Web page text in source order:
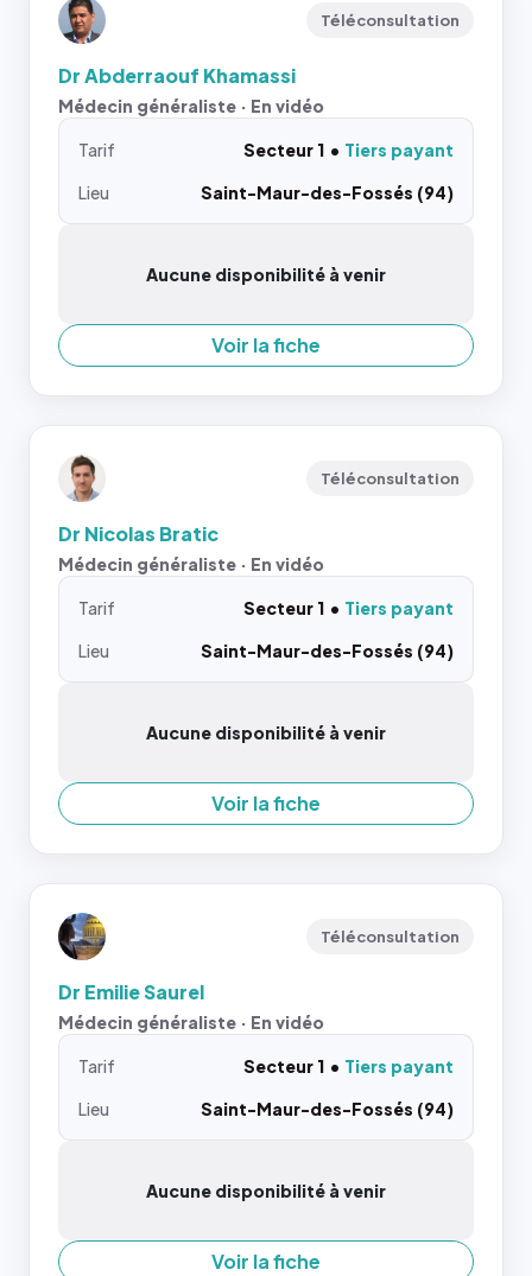
Téléconsultation
Dr Abderraouf Khamassi
Médecin généraliste · En vidéo
Tarif Secteur 1
Tiers payant
Lieu
Saint-Maur-des-Fossés (94)
Aucune disponibilité à venir
Voir la fiche
Téléconsultation
Dr Nicolas Bratic
Médecin généraliste · En vidéo
Tarif Secteur 1
Tiers payant
Lieu
Saint-Maur-des-Fossés (94)
Aucune disponibilité à venir
Voir la fiche
Téléconsultation
Dr Emilie Saurel
Médecin généraliste · En vidéo
Tarif Secteur 1
Tiers payant
Lieu
Saint-Maur-des-Fossés (94)
Aucune disponibilité à venir
Voir la fiche